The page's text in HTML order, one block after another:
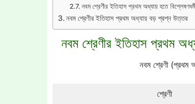
নবম শ্রেণীর ইতিহাস প্রথম অধ্যায় হতে
নবম শ্রেণীর ইতিহাস প্রথম অধ্যায় বড় প্রশ্ন উত্তর
নবম শ্রেণীর ইতিহাস প্রথম
নবম শ্রেণী (প্রথম
শ্রেণী